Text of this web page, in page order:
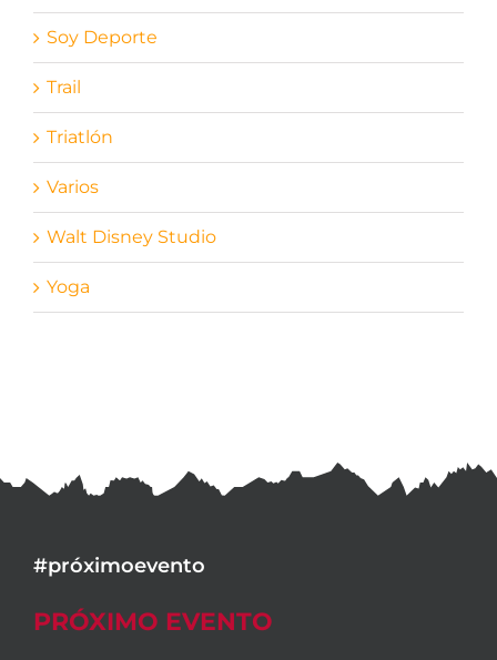
Soy Deporte
Trail
Triatlón
Varios
Walt Disney Studio
Yoga
#próximoevento
PRÓXIMO EVENTO